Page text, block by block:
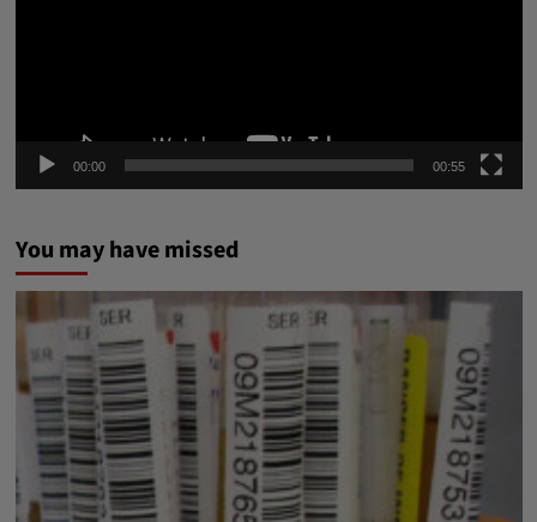
00:00 00:55
You may have missed